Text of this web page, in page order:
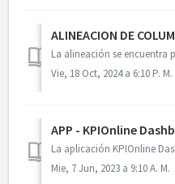
ALINEACION DE
Vie, 18 Oct, 2024 a 6:10 P. M.
APP - KPIOnline
Mie, 7 Jun, 2023 a 9:10 A. M.